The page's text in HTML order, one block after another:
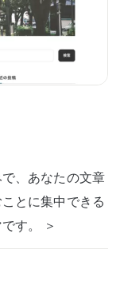
、あなたの文章
とに集中できる
す。 ＞